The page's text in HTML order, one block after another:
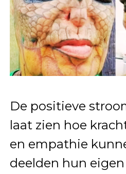
De positieve
laat zien hoe
en empathie
deelden hun